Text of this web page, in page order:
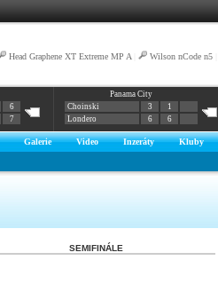
Head Graphene XT Extreme MP A Wilson nCode n5
6
7
Panama City
Choinski
3
1
Londero
6 6
Galerie Video Inzeráty Kluby
SEMIFINÁLE